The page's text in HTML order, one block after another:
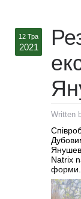
12 Тра
2021
Written
Natrix
форми.